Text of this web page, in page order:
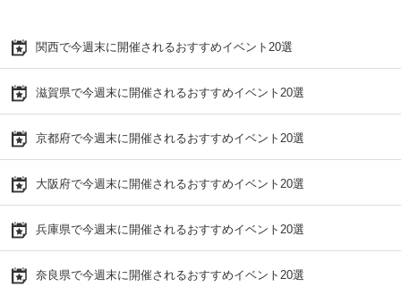
関西で今週末に開催されるおすすめイベント20選
滋賀県で今週末に開催されるおすすめイベント20選
京都府で今週末に開催されるおすすめイベント20選
大阪府で今週末に開催されるおすすめイベント20選
兵庫県で今週末に開催されるおすすめイベント20選
奈良県で今週末に開催されるおすすめイベント20選